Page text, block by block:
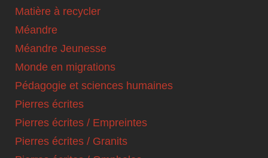
Matière à recycler
Méandre
Méandre Jeunesse
Monde en migrations
Pédagogie et sciences humaines
Pierres écrites
Pierres écrites / Empreintes
Pierres écrites / Granits